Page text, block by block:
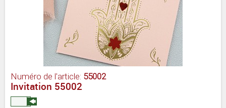
Numéro de l'article: 55002
Invitation 55002